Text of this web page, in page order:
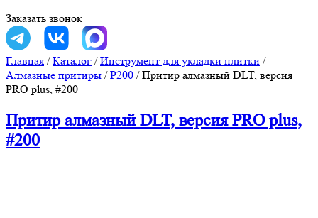
Заказать звонок
Главная /Каталог /Инструмент для укладки плитки /
Алмазные притиры /Р200 /Притир алмазный DLT, версия
PRO plus, #200
Притир алмазный DLT, версия PRO plus,
#200